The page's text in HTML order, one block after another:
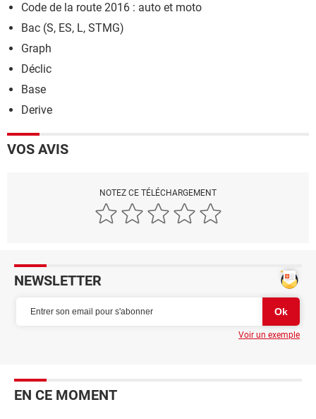
Code de la route 2016 : auto et moto
Bac (S, ES, L, STMG)
Graph
Déclic
Base
Derive
VOS AVIS
NOTEZ CE TÉLÉCHARGEMENT
NEWSLETTER
Voir un exemple
EN CE MOMENT